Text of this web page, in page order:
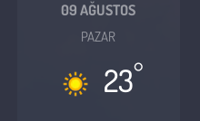
09 AĞUSTOS
PAZAR
23°